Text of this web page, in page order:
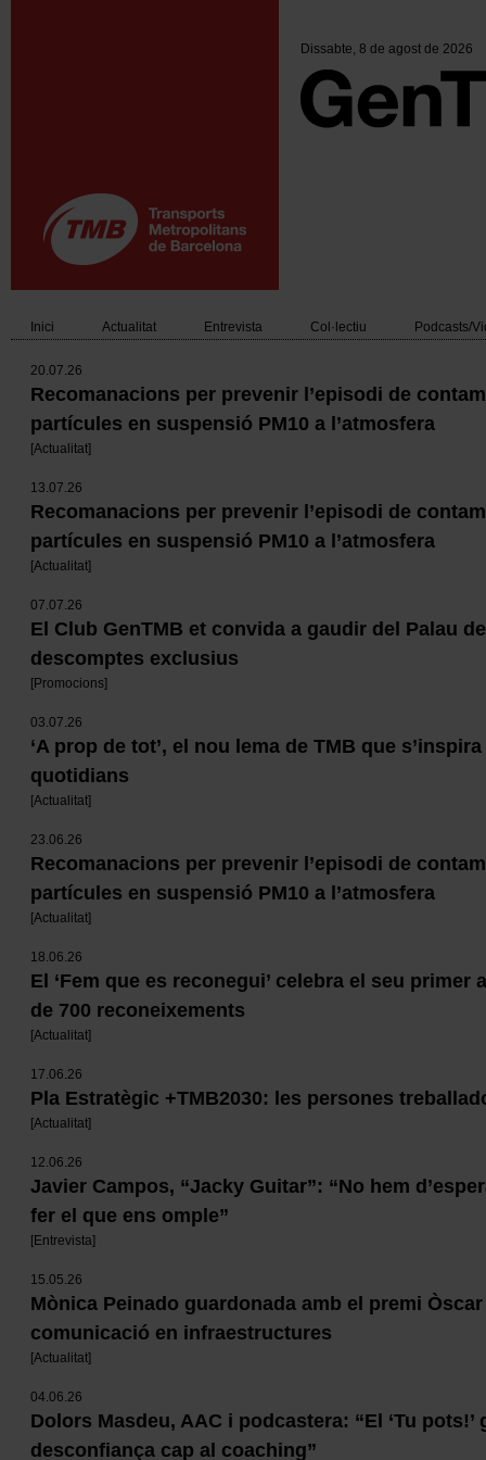
Dissabte, 8 de agost de 2026
Main
navigation
Inici Actualitat Entrevista Col·lectiu Podcasts/
20.07.26
Recomanacions per prevenir l’episodi de
partícules en suspensió PM10 a l’atmosfera
[Actualitat]
13.07.26
Recomanacions per prevenir l’episodi de
partícules en suspensió PM10 a l’atmosfera
[Actualitat]
07.07.26
El Club GenTMB et convida a gaudir del Palau
descomptes exclusius
[Promocions]
03.07.26
‘A prop de tot’, el nou lema de TMB que
quotidians
[Actualitat]
23.06.26
Recomanacions per prevenir l’episodi de
partícules en suspensió PM10 a l’atmosfera
[Actualitat]
18.06.26
El ‘Fem que es reconegui’ celebra el seu primer
de 700 reconeixements
[Actualitat]
17.06.26
Pla Estratègic +TMB2030: les persones
[Actualitat]
12.06.26
Javier Campos, “Jacky Guitar”: “No hem
fer el que ens omple”
[Entrevista]
15.05.26
Mònica Peinado guardonada amb el premi
comunicació en infraestructures
[Actualitat]
04.06.26
Dolors Masdeu, AAC i podcastera: “El ‘Tu pots!’
desconfiança cap al coaching”